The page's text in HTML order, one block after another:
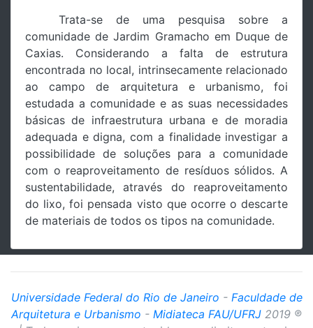
Trata-se de uma pesquisa sobre a
comunidade de Jardim Gramacho em Duque de
Caxias. Considerando a falta de estrutura
encontrada no local, intrinsecamente relacionado
ao campo de arquitetura e urbanismo, foi
estudada a comunidade e as suas necessidades
básicas de infraestrutura urbana e de moradia
adequada e digna, com a finalidade investigar a
possibilidade de soluções para a comunidade
com o reaproveitamento de resíduos sólidos. A
sustentabilidade, através do reaproveitamento
do lixo, foi pensada visto que ocorre o descarte
de materiais de todos os tipos na comunidade.
Universidade Federal do Rio de Janeiro - Faculdade de
Arquitetura e Urbanismo - Midiateca FAU/UFRJ 2019 ®